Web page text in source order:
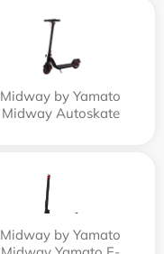
Midway by Yamato
Midway Autoskate
Midway by Yamato